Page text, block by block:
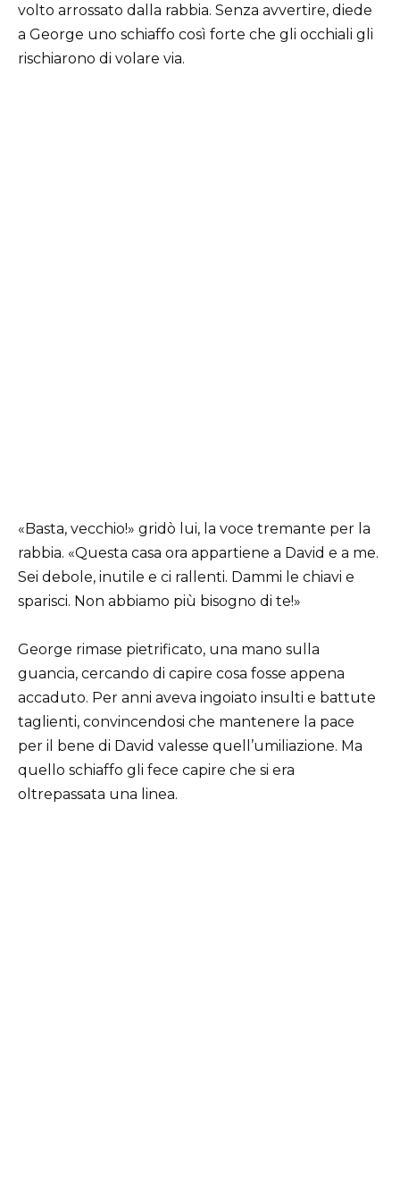
volto arrossato dalla rabbia. Senza avvertire, diede
a George uno schiaffo così forte che gli occhiali gli
rischiarono di volare via.
«Basta, vecchio!» gridò lui, la voce tremante per la
rabbia. «Questa casa ora appartiene a David e a me.
Sei debole, inutile e ci rallenti. Dammi le chiavi e
sparisci. Non abbiamo più bisogno di te!»
George rimase pietrificato, una mano sulla
guancia, cercando di capire cosa fosse appena
accaduto. Per anni aveva ingoiato insulti e battute
taglienti, convincendosi che mantenere la pace
per il bene di David valesse quell’umiliazione. Ma
quello schiaffo gli fece capire che si era
oltrepassata una linea.